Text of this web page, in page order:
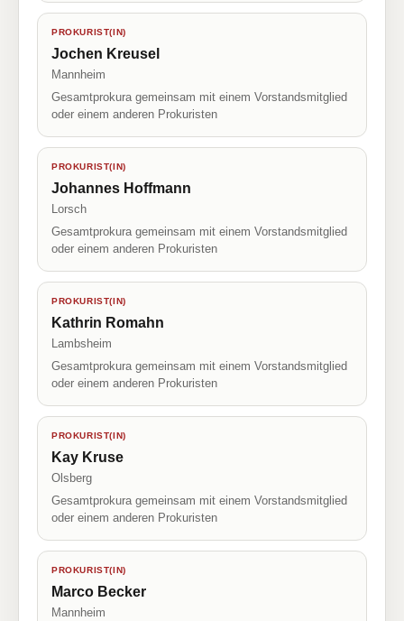
PROKURIST(IN)
Jochen Kreusel
Mannheim
Gesamtprokura gemeinsam mit einem Vorstandsmitglied
oder einem anderen Prokuristen
PROKURIST(IN)
Johannes Hoffmann
Lorsch
Gesamtprokura gemeinsam mit einem Vorstandsmitglied
oder einem anderen Prokuristen
PROKURIST(IN)
Kathrin Romahn
Lambsheim
Gesamtprokura gemeinsam mit einem Vorstandsmitglied
oder einem anderen Prokuristen
PROKURIST(IN)
Kay Kruse
Olsberg
Gesamtprokura gemeinsam mit einem Vorstandsmitglied
oder einem anderen Prokuristen
PROKURIST(IN)
Marco Becker
Mannheim